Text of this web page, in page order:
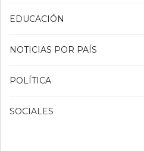
EDUCACIÓN
NOTICIAS POR PAÍS
POLÍTICA
SOCIALES